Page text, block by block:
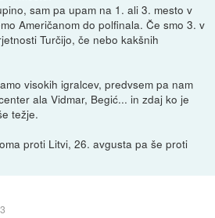
sam pa upam na 1. ali 3. mesto v
Američanom do polfinala. Če smo 3. v
Turčijo, če nebo kakšnih
visokih igralcev, predvsem pa nam
ala Vidmar, Begić... in zdaj ko je
težje.
proti Litvi, 26. avgusta pa še proti